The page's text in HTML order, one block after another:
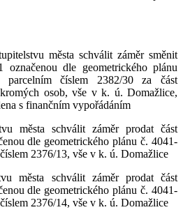
města schválit záměr směnit
dle geometrického plánu
parcelním číslem 2382/30 za část
osob, vše v k. ú. Domažlice,
s finančním vypořádáním
města schválit záměr prodat část
dle geometrického plánu č. 4041-
2376/13, vše v k. ú. Domažlice
města schválit záměr prodat část
dle geometrického plánu č. 4041-
2376/14, vše v k. ú. Domažlice